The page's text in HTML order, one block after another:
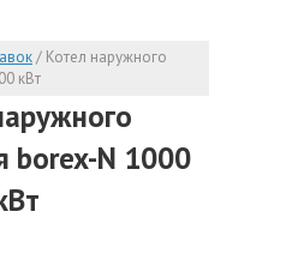
/ Котел наружного
кВт
borex-N 1000